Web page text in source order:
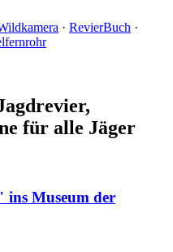
· RevierBuch ·
für alle Jäger
Museum der